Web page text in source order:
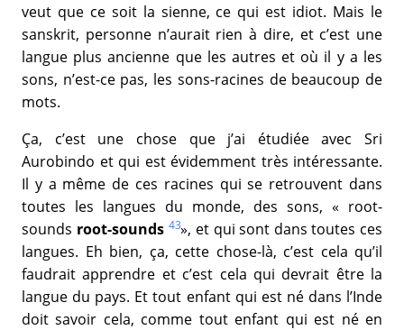
veut que ce soit la sienne, ce qui est idiot. Mais le
sanskrit, personne n’aurait rien à dire, et c’est une
langue plus ancienne que les autres et où il y a les
sons, n’est-ce pas, les sons-racines de beaucoup de
mots.
Ça, c’est une chose que j’ai étudiée avec Sri
Aurobindo et qui est évidemment très intéressante.
Il y a même de ces racines qui se retrouvent dans
toutes les langues du monde, des sons, « root-
sounds root-sounds 43», et qui sont dans toutes ces
langues. Eh bien, ça, cette chose-là, c’est cela qu’il
faudrait apprendre et c’est cela qui devrait être la
langue du pays. Et tout enfant qui est né dans l’Inde
doit savoir cela, comme tout enfant qui est né en